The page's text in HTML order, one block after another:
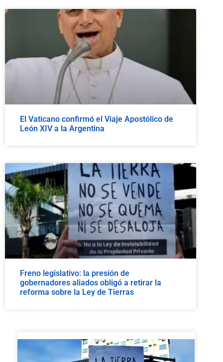
El Vaticano confirmó el Viaje Apostólico de
León XIV a la Argentina
Freno legislativo: la presión de
gobernadores aliados obligó a retirar la
reforma sobre la Ley de Tierras